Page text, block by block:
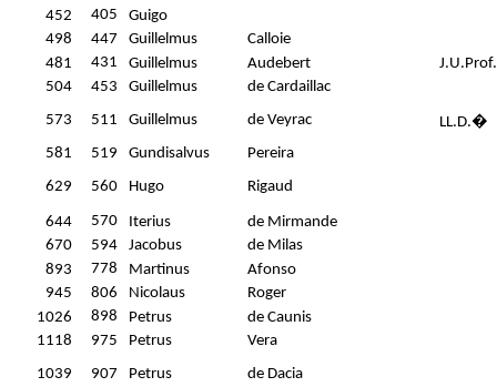
452
405
Guigo
498
447 Guillelmus
Calloie
481
431 Guillelmus Audebert
J.U.Prof.
504
453 Guillelmus
de Cardaillac
573
511 Guillelmus de Veyrac LL.D.�
581
519 Gundisalvus
Pereira
629
560 Hugo Rigaud
644 570 Iterius
de Mirmande
670
594 Jacobus
de Milas
893
778 Martinus
Afonso
945
806 Nicolaus
Roger
1026
898 Petrus
de Caunis
1118
975 Petrus
Vera
1039
907 Petrus
de Dacia